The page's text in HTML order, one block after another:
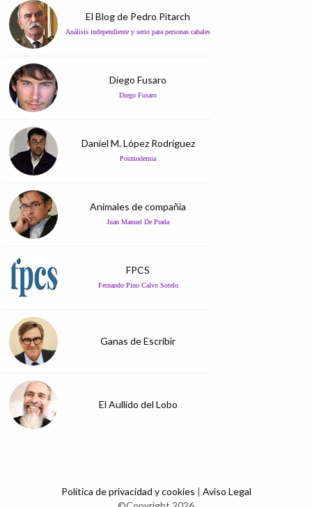
El Blog de Pedro Pitarch
Análisis independiente y serio para personas cabales
Diego Fusaro
Diego Fusaro
Daniel M. López Rodríguez
Posmodernia
Animales de compañía
Juan Manuel De Prada
FPCS
Fernando Pino Calvo Sotelo
Ganas de Escribir
El Aullido del Lobo
Política de privacidad y cookies | Aviso Legal